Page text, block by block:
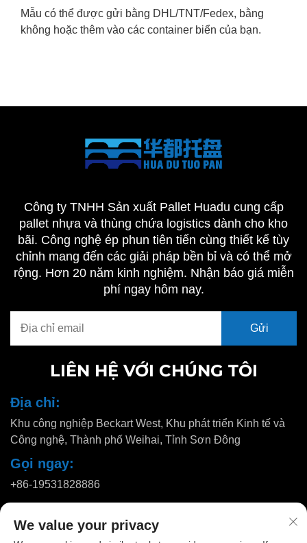
Mẫu có thể được gửi bằng DHL/TNT/Fedex, bằng
không hoặc thêm vào các container biển của bạn.
Công ty TNHH Sản xuất Pallet Huadu cung cấp
pallet nhựa và thùng chứa logistics dành cho kho
bãi. Công nghệ ép phun tiên tiến cùng thiết kế tùy
chỉnh mang đến các giải pháp bền bỉ và có thể mở
rộng. Hơn 20 năm kinh nghiệm. Nhận báo giá miễn
phí ngay hôm nay.
LIÊN HỆ VỚI CHÚNG TÔI
Địa chỉ:
Khu công nghiệp Beckart West, Khu phát triển Kinh tế và
Công nghệ, Thành phố Weihai, Tỉnh Sơn Đông
Gọi ngay:
+86-19531828886
[email protected]
We value your privacy